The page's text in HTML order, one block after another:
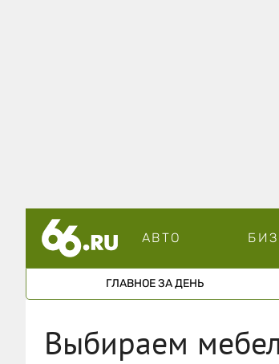
АВТО
ГЛАВНОЕ ЗА ДЕНЬ
Выбираем